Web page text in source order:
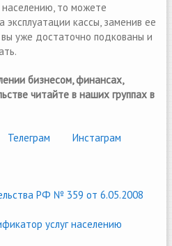
населению, то можете
эксплуатации кассы, заменив ее
уже достаточно подкованы и
бизнесом, финансах,
читайте в наших группах в
is external)
Телеграм (link is external)
Инстаграм
РФ № 359 от 6.05.2008
услуг населению
is external)